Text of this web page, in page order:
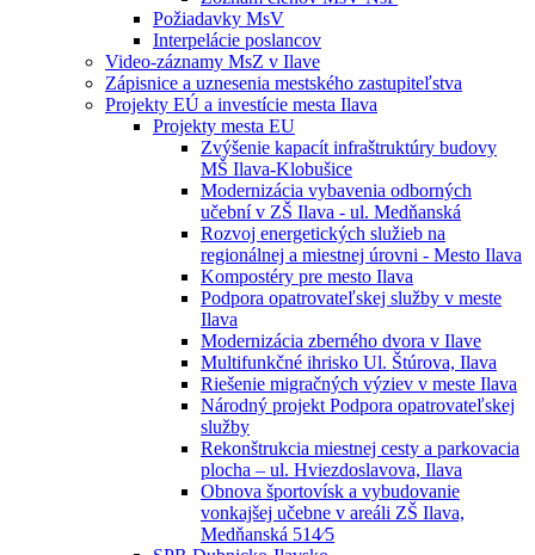
Požiadavky MsV
Interpelácie poslancov
Video-záznamy MsZ v Ilave
Zápisnice a uznesenia mestského zastupiteľstva
Projekty EÚ a investície mesta Ilava
Projekty mesta EU
Zvýšenie kapacít infraštruktúry budovy
MŠ Ilava-Klobušice
Modernizácia vybavenia odborných
učební v ZŠ Ilava - ul. Medňanská
Rozvoj energetických služieb na
regionálnej a miestnej úrovni - Mesto Ilava
Kompostéry pre mesto Ilava
Podpora opatrovateľskej služby v meste
Ilava
Modernizácia zberného dvora v Ilave
Multifunkčné ihrisko Ul. Štúrova, Ilava
Riešenie migračných výziev v meste Ilava
Národný projekt Podpora opatrovateľskej
služby
Rekonštrukcia miestnej cesty a parkovacia
plocha – ul. Hviezdoslavova, Ilava
Obnova športovísk a vybudovanie
vonkajšej učebne v areáli ZŠ Ilava,
Medňanská 514⁄5